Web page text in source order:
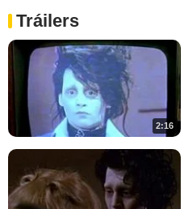
Tráilers
2:16